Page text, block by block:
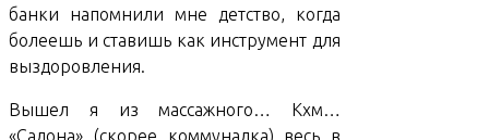
банки напомнили мне детство, когда
болеешь и ставишь как инструмент для
выздоровления.
Вышел я из массажного… Кхм…
«Салона» (скорее коммуналка) весь в